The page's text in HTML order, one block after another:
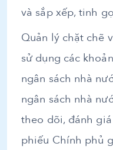
và sắp xếp, tinh
Quản lý chặt chẽ
sử dụng các
ngân sách nhà
ngân sách nhà
theo dõi, đánh
phiếu Chính phủ